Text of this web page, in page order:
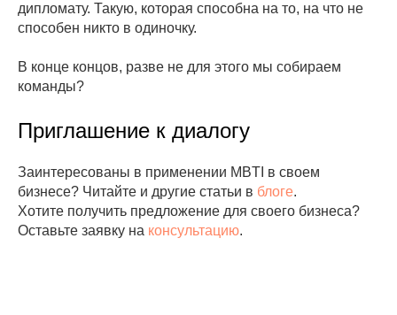
дипломату. Такую, которая способна на то, на что не
способен никто в одиночку.
В конце концов, разве не для этого мы собираем
команды?
Приглашение к диалогу
Заинтересованы в применении MBTI в своем
бизнесе? Читайте и другие статьи в блоге.
Хотите получить предложение для своего бизнеса?
Оставьте заявку на консультацию.